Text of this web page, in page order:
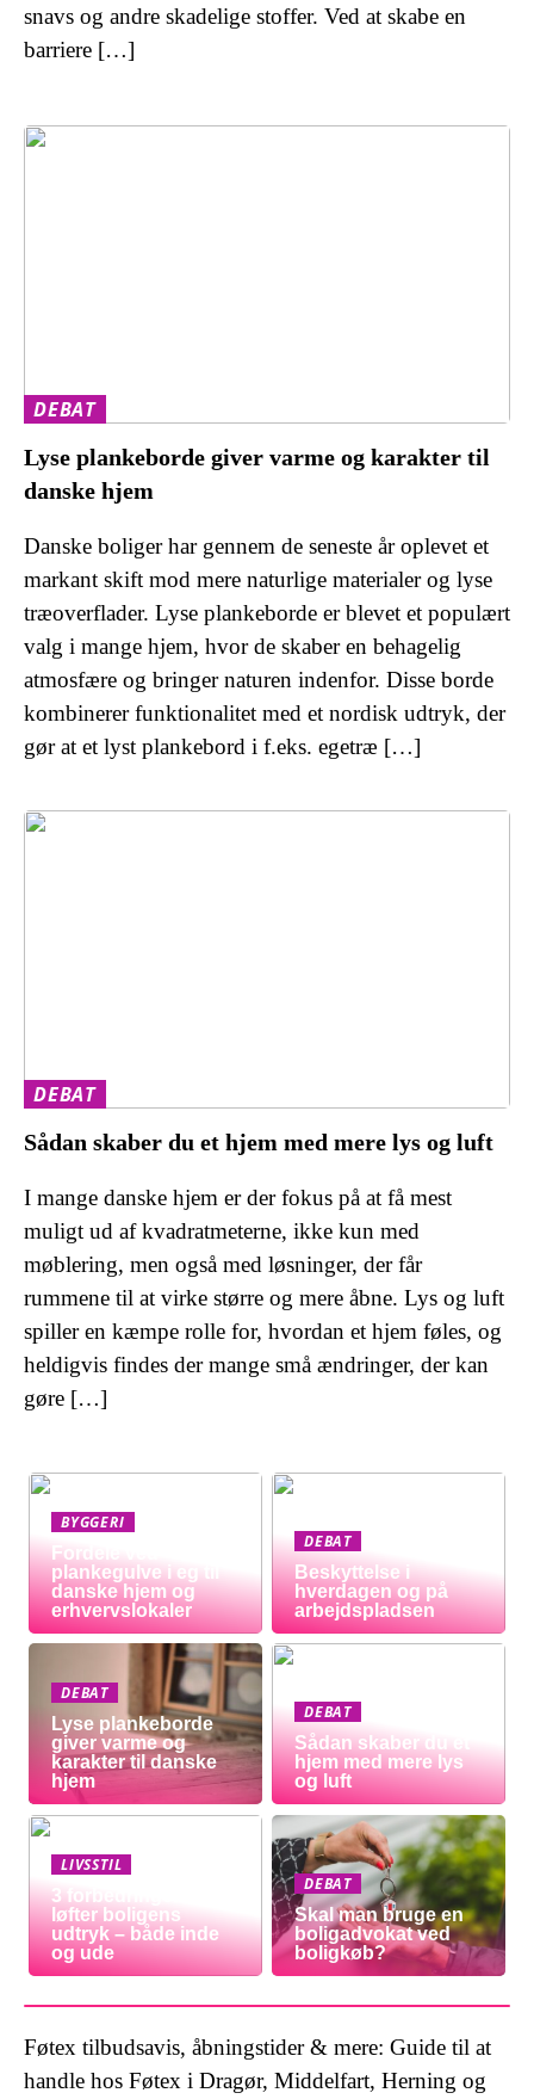
snavs og andre skadelige stoffer. Ved at skabe en
barriere […]
DEBAT
Lyse plankeborde giver varme og karakter til
danske hjem
Danske boliger har gennem de seneste år oplevet et
markant skift mod mere naturlige materialer og lyse
træoverflader. Lyse plankeborde er blevet et populært
valg i mange hjem, hvor de skaber en behagelig
atmosfære og bringer naturen indenfor. Disse borde
kombinerer funktionalitet med et nordisk udtryk, der
gør at et lyst plankebord i f.eks. egetræ […]
DEBAT
Sådan skaber du et hjem med mere lys og luft
I mange danske hjem er der fokus på at få mest
muligt ud af kvadratmeterne, ikke kun med
møblering, men også med løsninger, der får
rummene til at virke større og mere åbne. Lys og luft
spiller en kæmpe rolle for, hvordan et hjem føles, og
heldigvis findes der mange små ændringer, der kan
gøre […]
BYGGERI
Fordele ved
plankegulve i eg til
danske hjem og
erhvervslokaler
DEBAT
Beskyttelse i
hverdagen og på
arbejdspladsen
DEBAT
Lyse plankeborde
giver varme og
karakter til danske
hjem
DEBAT
Sådan skaber du et
hjem med mere lys
og luft
LIVSSTIL
3 forbedringer der
løfter boligens
udtryk – både inde
og ude
DEBAT
Skal man bruge en
boligadvokat ved
boligkøb?
Føtex tilbudsavis, åbningstider & mere: Guide til at
handle hos Føtex i Dragør, Middelfart, Herning og